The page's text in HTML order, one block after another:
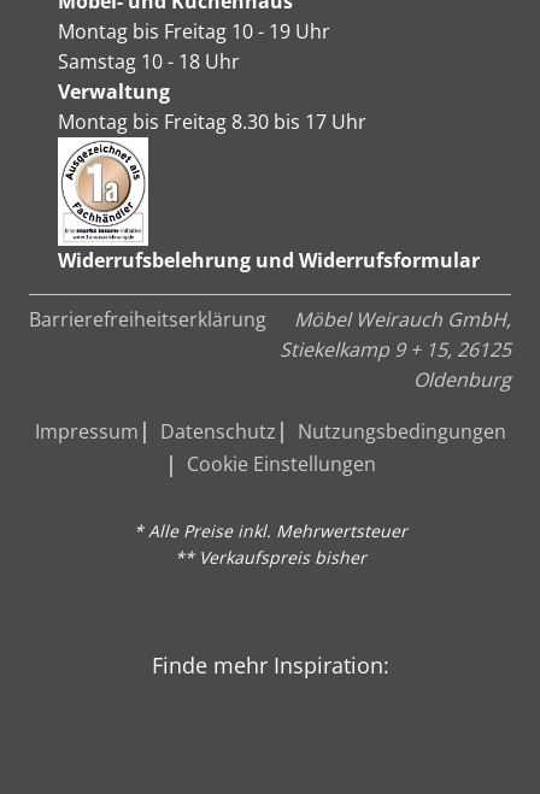
Montag bis Freitag 10 - 19 Uhr
Samstag 10 - 18 Uhr
Verwaltung
Montag bis Freitag 8.30 bis 17 Uhr
Widerrufsbelehrung und Widerrufsformular
Barrierefreiheitserklärung
Möbel Weirauch GmbH,
Stiekelkamp 9 + 15, 26125
Oldenburg
Impressum
Datenschutz
Nutzungsbedingungen
Cookie Einstellungen
* Alle Preise inkl. Mehrwertsteuer
** Verkaufspreis bisher
Finde mehr Inspiration: